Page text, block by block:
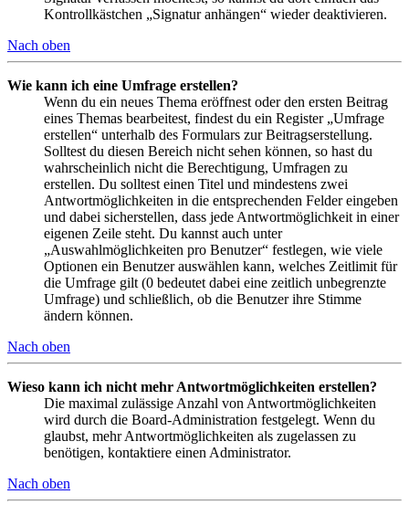
Kontrollkästchen „Signatur anhängen“ wieder deaktivieren.
Nach oben
Wie kann ich eine Umfrage erstellen?
Wenn du ein neues Thema eröffnest oder den ersten Beitrag
eines Themas bearbeitest, findest du ein Register „Umfrage
erstellen“ unterhalb des Formulars zur Beitragserstellung.
Solltest du diesen Bereich nicht sehen können, so hast du
wahrscheinlich nicht die Berechtigung, Umfragen zu
erstellen. Du solltest einen Titel und mindestens zwei
Antwortmöglichkeiten in die entsprechenden Felder eingeben
und dabei sicherstellen, dass jede Antwortmöglichkeit in einer
eigenen Zeile steht. Du kannst auch unter
„Auswahlmöglichkeiten pro Benutzer“ festlegen, wie viele
Optionen ein Benutzer auswählen kann, welches Zeitlimit für
die Umfrage gilt (0 bedeutet dabei eine zeitlich unbegrenzte
Umfrage) und schließlich, ob die Benutzer ihre Stimme
ändern können.
Nach oben
Wieso kann ich nicht mehr Antwortmöglichkeiten erstellen?
Die maximal zulässige Anzahl von Antwortmöglichkeiten
wird durch die Board-Administration festgelegt. Wenn du
glaubst, mehr Antwortmöglichkeiten als zugelassen zu
benötigen, kontaktiere einen Administrator.
Nach oben